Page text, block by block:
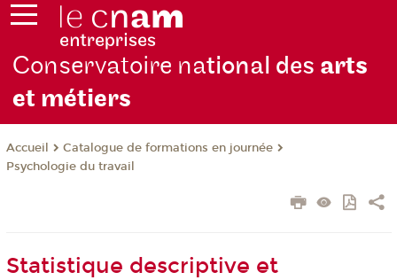
Conservatoire national des arts
et métiers
Accueil
Catalogue de formations en journée
Psychologie du travail
Statistique descriptive et